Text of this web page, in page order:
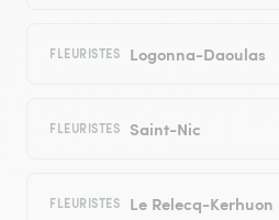
FLEURISTES Logonna-Daoulas
FLEURISTES Saint-Nic
FLEURISTES Le Relecq-Kerhuon